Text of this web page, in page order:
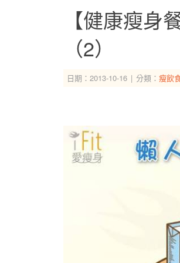
【健康瘦身
（2）
日期：2013-10-16 分類： 瘦飲